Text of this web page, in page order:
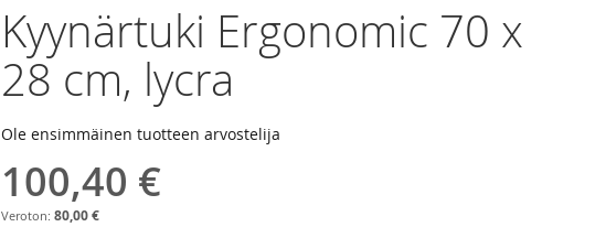
Kyynärtuki Ergonomic 70 x
28 cm, lycra
Ole ensimmäinen tuotteen arvostelija
100,40 €
80,00 €